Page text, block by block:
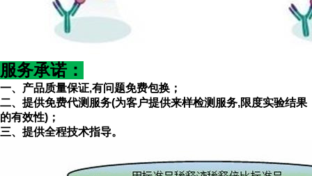
服务承诺：
一、产品质量保证,有问题免费包换；
二、提供免费代测服务(为客户提供来样检测服务,限度实验结果
的有效性)；
三、提供全程技术指导。